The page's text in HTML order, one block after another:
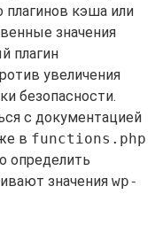
плагинов кэша или
значения
плагин
увеличения
безопасности.
с документацией
в functions.php
определить
значения wp-